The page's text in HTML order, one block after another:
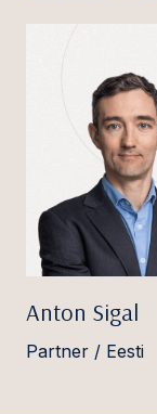
Anton Sigal
Partner / Eesti